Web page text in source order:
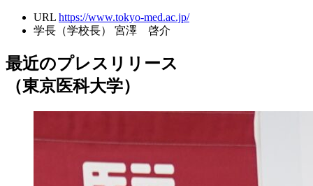
URL https://www.tokyo-med.ac.jp/
学長（学校長）
宮澤 啓介
最近のプレスリリース
（東京医科大学）